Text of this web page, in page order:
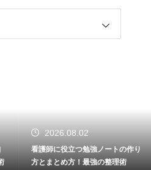
2026.08.02
看護師に役立つ勉強ノートの作り
方とまとめ方！最強の整理術